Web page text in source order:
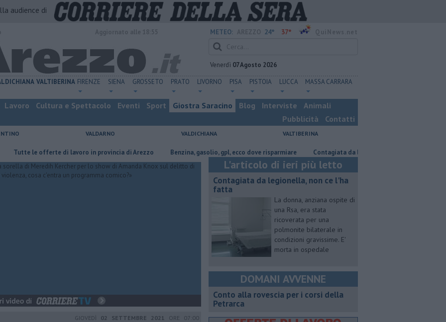
audience di
METEO: 24° 37°
Venerdì 07 Agosto 2026
VALTIBERINA FIRENZE SIENA GROSSETO PRATO LIVORNO PISA PISTOIA LUCCA MASSA CARRARA
Lavoro Cultura e Spettacolo Eventi Sport Giostra Saracino Blog Interviste
Animali
Pubblicità
Contatti
VALDARNO VALDICHIANA VALTIBERINA
le offerte di lavoro in provincia di Arezzo ​Benzina, gasolio, gpl, ecco dove risparmiare Contagiata da legionella, non ce l'ha fatta
GIOVEDÌ 02 SETTEMBRE 2021 ORE 07:00
L'articolo di ieri più letto
Contagiata da legionella, non ce l'ha
fatta
La donna, anziana ospite di
una Rsa, era stata
ricoverata per una
polmonite bilaterale in
condizioni gravissime. E'
morta in ospedale
DOMANI AVVENNE
​Conto alla rovescia per i corsi della
Petrarca